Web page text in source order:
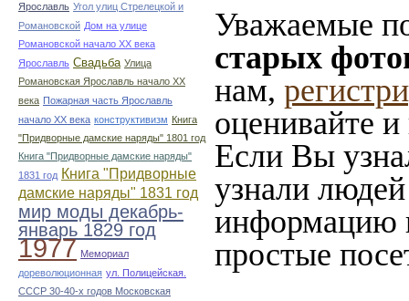
Ярославль Угол улиц Стрелецкой и
Романовской Дом на улице
Романовской начало ХХ века
Ярославль Свадьба Улица
Романовская Ярославль начало ХХ
века Пожарная часть Ярославль
начало ХХ века конструктивизм Книга
"Придворные дамские наряды" 1801 год
Книга "Придворные дамские наряды"
1831 год Книга "Придворные
дамские наряды" 1831 год
мир моды декабрь-
январь 1829 год
1977 Мемориал
дореволюционная ул. Полицейская.
СССР 30-40-х годов Московская
Уважаемые
старых
нам,
оценивайте
Если Вы
узнали
информацию
простые